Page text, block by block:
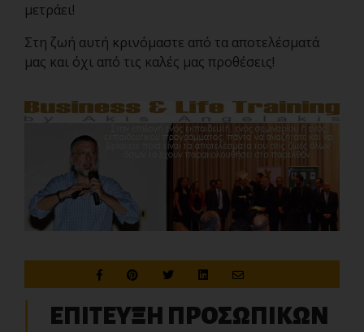
μετράει!
Στη ζωή αυτή κρινόμαστε από τα αποτελέσματά
μας και όχι από τις καλές μας προθέσεις!
ΕΠΙΤΕΥΞΗ ΠΡΟΣΩΠΙΚΩΝ